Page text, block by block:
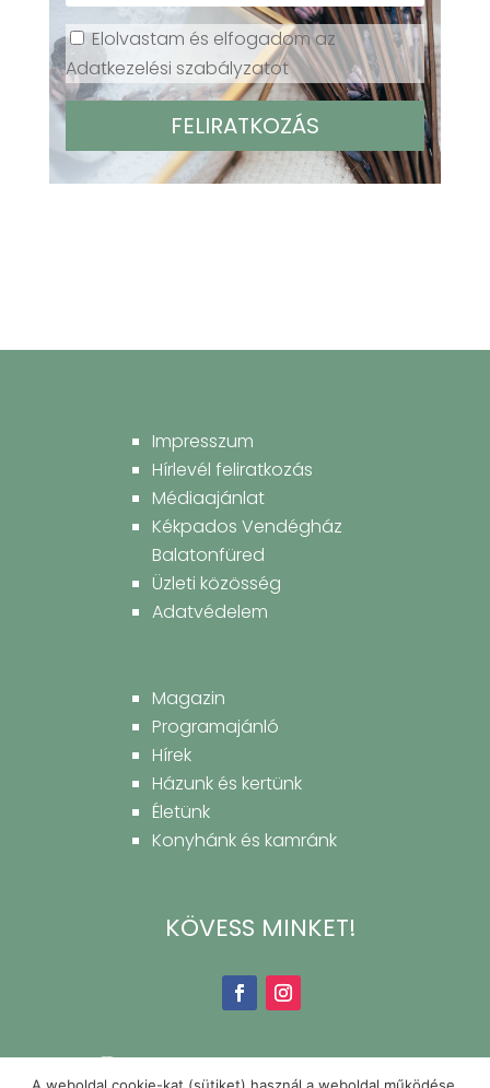
Elolvastam és elfogadom az
Adatkezelési szabályzatot
Impresszum
Hírlevél feliratkozás
Médiaajánlat
Kékpados Vendégház
Balatonfüred
Üzleti közösség
Adatvédelem
Magazin
Programajánló
Hírek
Házunk és kertünk
Életünk
Konyhánk és kamránk
KÖVESS MINKET!